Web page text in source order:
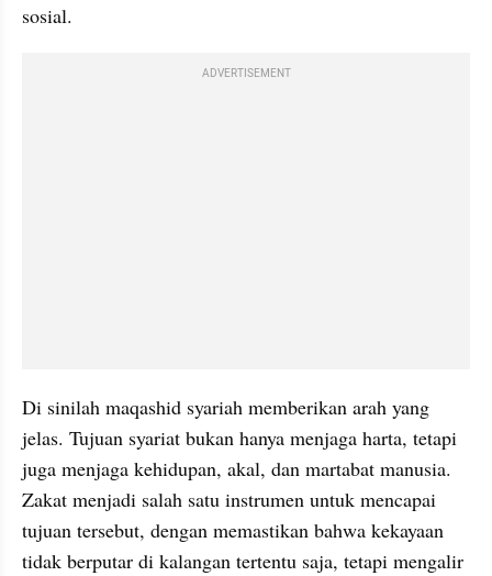
sosial.
ADVERTISEMENT
Di sinilah maqashid syariah memberikan arah yang
jelas. Tujuan syariat bukan hanya menjaga harta, tetapi
juga menjaga kehidupan, akal, dan martabat manusia.
Zakat menjadi salah satu instrumen untuk mencapai
tujuan tersebut, dengan memastikan bahwa kekayaan
tidak berputar di kalangan tertentu saja, tetapi mengalir